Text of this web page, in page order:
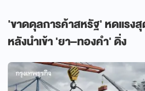
'ขาดดุลการค้าสหรัฐ' หดแรง
หลังนำเข้า 'ยา–ทองคำ' ดิ่ง